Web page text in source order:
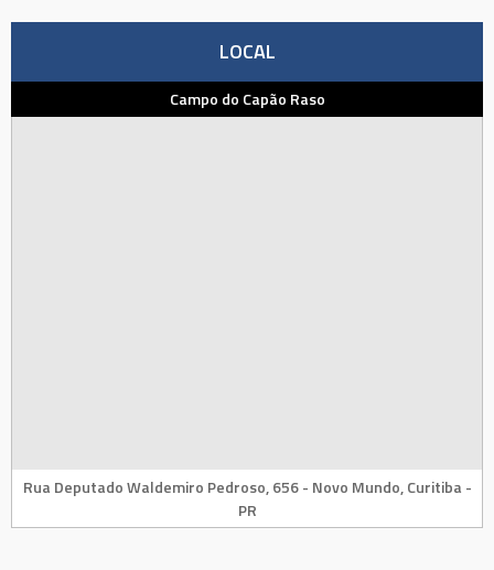
LOCAL
Campo do Capão Raso
Rua Deputado Waldemiro Pedroso, 656 - Novo Mundo, Curitiba -
PR